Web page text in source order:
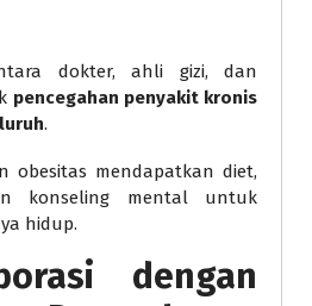
dokter, ahli gizi, dan
pencegahan penyakit kronis
.
obesitas mendapatkan diet,
konseling mental untuk
hidup.
dengan